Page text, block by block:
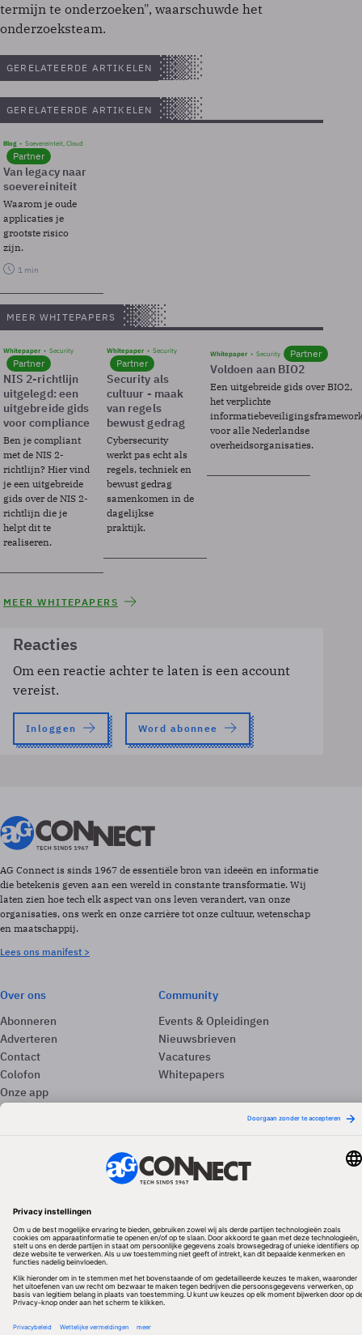
termijn te onderzoeken", waarschuwde het
onderzoeksteam.
GERELATEERDE ARTIKELEN
GERELATEERDE ARTIKELEN
Blog Soevereinteit, Cloud
Partner
Van legacy naar
soevereiniteit
Waarom je oude
applicaties je
grootste risico
zijn.
1 min
MEER WHITEPAPERS
Whitepaper Security
Partner
NIS 2-richtlijn
uitgelegd: een
uitgebreide gids
voor compliance
Ben je compliant
met de NIS 2-
richtlijn? Hier vind
je een uitgebreide
gids over de NIS 2-
richtlijn die je
helpt dit te
realiseren.
Whitepaper Security
Partner
Security als
cultuur - maak
van regels
bewust gedrag
Cybersecurity
werkt pas echt als
regels, techniek en
bewust gedrag
samenkomen in de
dagelijkse
praktijk.
Whitepaper Security Partner
Voldoen aan BIO2
Een uitgebreide gids over BIO2,
het verplichte
voor alle Nederlandse
overheidsorganisaties.
MEER WHITEPAPERS
Reacties
Om een reactie achter te laten is een account
vereist.
Inloggen Word abonnee
AG Connect is sinds 1967 de essentiële bron van ideeën en informatie
die betekenis geven aan een wereld in constante transformatie. Wij
laten zien hoe tech elk aspect van ons leven verandert, van onze
organisaties, ons werk en onze carrière tot onze cultuur, wetenschap
en maatschappij.
Lees ons manifest >
Over ons
Abonneren
Adverteren
Contact
Colofon
Onze app
Privacyinstellingen
Community
Events & Opleidingen
Nieuwsbrieven
Vacatures
Whitepapers
Redactionele partner
Algemene Voorwaarden & Copyrights